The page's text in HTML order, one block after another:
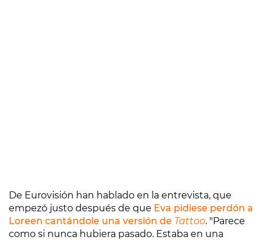
De Eurovisión han hablado en la entrevista, que
empezó justo después de que Eva pidiese perdón a
Loreen cantándole una versión de Tattoo. "Parece
como si nunca hubiera pasado. Estaba en una